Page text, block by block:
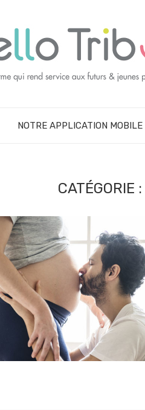
NOTRE APPLICATION MOBILE
CATÉGORIE :